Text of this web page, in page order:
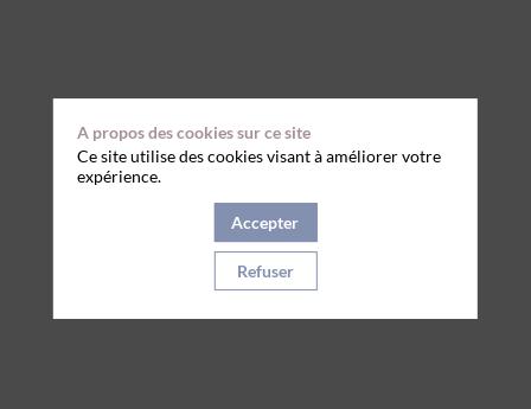
A propos des cookies sur ce site
Ce site utilise des cookies visant à améliorer votre
expérience.
Accepter
Refuser